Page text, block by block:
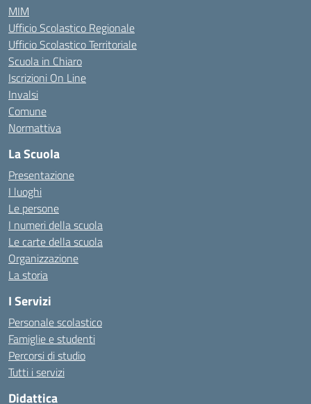
MIM
Ufficio Scolastico Regionale
Ufficio Scolastico Territoriale
Scuola in Chiaro
Iscrizioni On Line
Invalsi
Comune
Normattiva
La Scuola
Presentazione
I luoghi
Le persone
I numeri della scuola
Le carte della scuola
Organizzazione
La storia
I Servizi
Personale scolastico
Famiglie e studenti
Percorsi di studio
Tutti i servizi
Didattica